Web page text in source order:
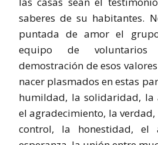
saberes de su habitantes.
puntada de amor el
equipo de
demostración de esos
nacer plasmados en estas
humildad, la solidaridad, la
el agradecimiento, la
control, la honestidad,